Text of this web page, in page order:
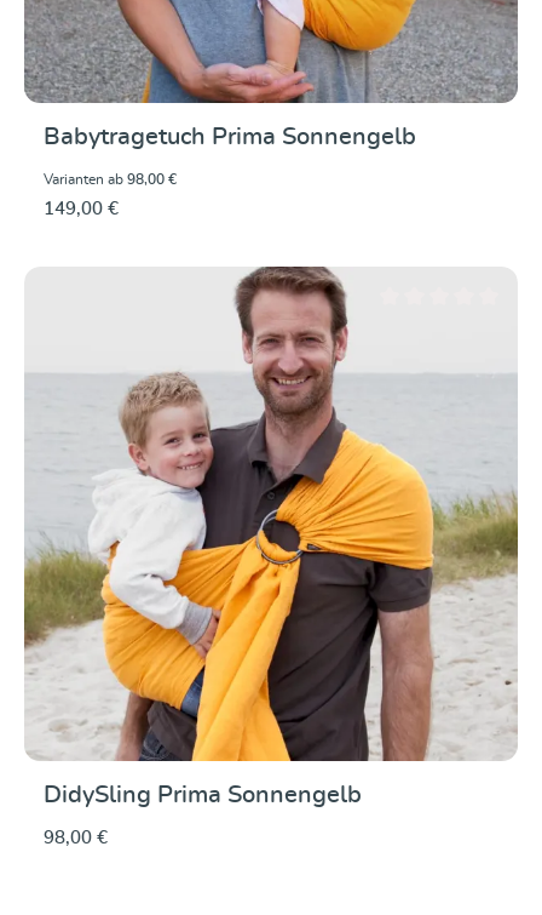
Babytragetuch Prima Sonnengelb
Varianten ab 98,00 €
149,00 €
DidySling Prima Sonnengelb
98,00 €